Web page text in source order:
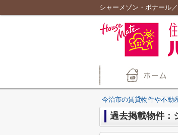
シャーメゾン・ボナール
今治市の賃貸物件や不動
過去掲載物件：